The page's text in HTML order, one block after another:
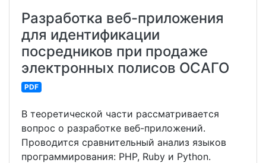
Разработка веб-приложения
для идентификации
посредников при продаже
электронных полисов ОСАГО
PDF
В теоретической части рассматривается
вопрос о разработке веб-приложений.
Проводится сравнительный анализ языков
программирования: PHP, Ruby и Python.